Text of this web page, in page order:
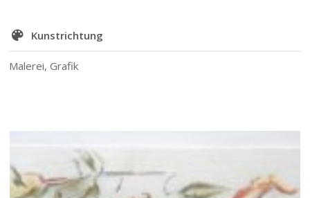
Kunstrichtung
Malerei, Grafik